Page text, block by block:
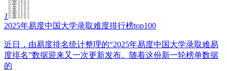
1
2025年易度中国大学录取难度排行榜top100
近日，由易度排名统计整理的“2025年易度中国大学录取难易
度排名”数据迎来又一次更新发布。随着这份新一轮榜单数据
的